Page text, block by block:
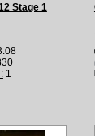
Stage 1
1